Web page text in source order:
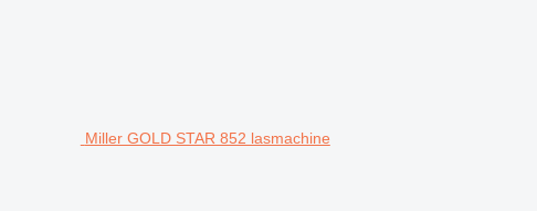
Miller GOLD STAR 852 lasmachine